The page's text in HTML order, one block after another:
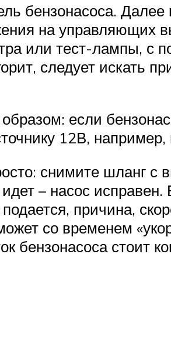
бензонасоса.
на управляющих
или тест-лампы, с
следует искать
если
12В, например,
снимите шланг с
– насос исправен.
причина,
со временем
бензонасоса стоит